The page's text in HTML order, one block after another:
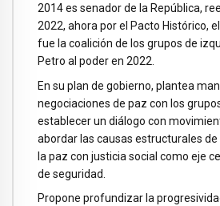
2014 es senador de la República,
2022, ahora por el Pacto Histórico,
fue la coalición de los grupos de
Petro al poder en 2022.
En su plan de gobierno, plantea
negociaciones de paz con los
establecer un diálogo con
abordar las causas estructurales de
la paz con justicia social como eje
de seguridad.
Propone profundizar la